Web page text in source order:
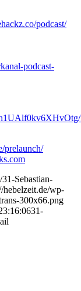
podcast/
podcast-
prelaunch/
Sebastian-
hebelzeit.de/wp-
300x66.png
31-